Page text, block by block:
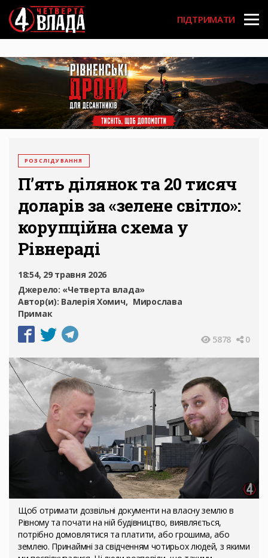
Перейти
до
основного
вмісту
User
account
menu
ПІДТРИМАТИ
РОЗСЛІДУВАННЯ
П’ять ділянок та 20 тисяч
доларів за «зелене світло»:
корупційна схема у
Рівнераді
18:54, 29 травня 2026
Джерело: «Четверта влада»
Автор(и): Валерія Хомич
Мирослава
Примак
5878 0
Щоб отримати дозвільні документи на власну землю в
Рівному та почати на ній будівництво, виявляється,
потрібно домовлятися та платити, або грошима, або
землею. Принаймні за свідченням чотирьох людей, з якими